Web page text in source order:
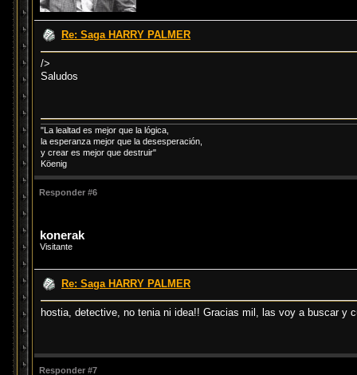
Re: Saga HARRY PALMER
/>
Saludos
"La lealtad es mejor que la lógica,
la esperanza mejor que la desesperación,
y crear es mejor que destruir"
Köenig
Responder #6
konerak
Visitante
Re: Saga HARRY PALMER
hostia, detective, no tenia ni idea!! Gracias mil, las voy a buscar y
Responder #7